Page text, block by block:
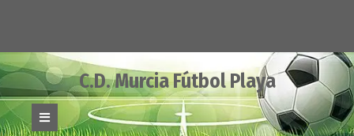
C.D. Murcia Fútbol Playa
Open